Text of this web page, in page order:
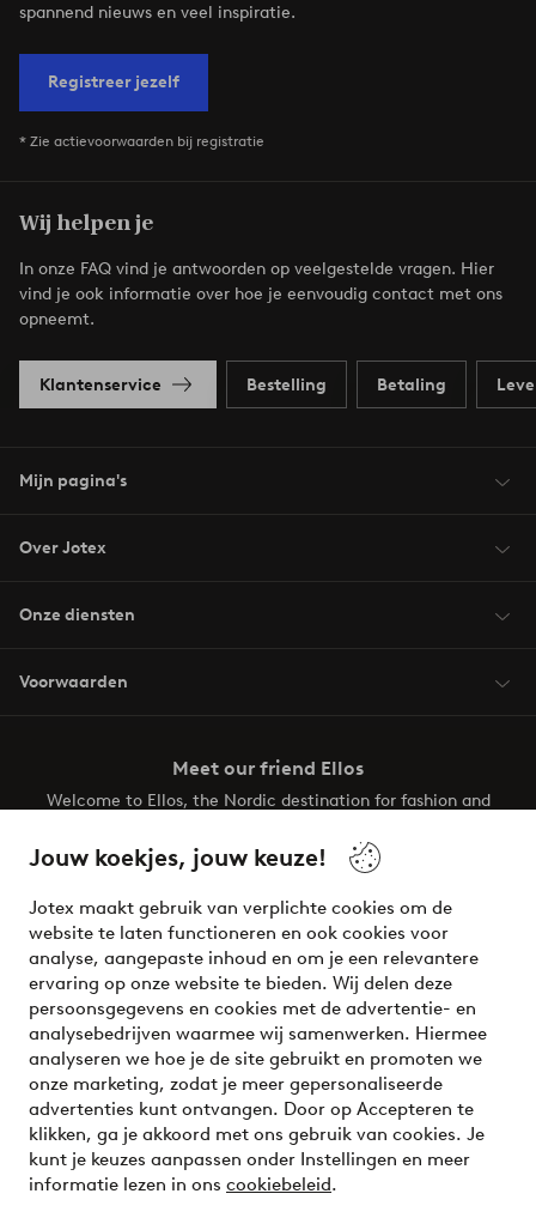
Jouw koekjes, jouw keuze!
Jotex maakt gebruik van verplichte cookies om de
website te laten functioneren en ook cookies voor
analyse, aangepaste inhoud en om je een relevantere
ervaring op onze website te bieden. Wij delen deze
persoonsgegevens en cookies met de advertentie- en
analysebedrijven waarmee wij samenwerken. Hiermee
analyseren we hoe je de site gebruikt en promoten we
onze marketing, zodat je meer gepersonaliseerde
advertenties kunt ontvangen. Door op Accepteren te
klikken, ga je akkoord met ons gebruik van cookies. Je
kunt je keuzes aanpassen onder Instellingen en meer
informatie lezen in ons cookiebeleid.
spannend nieuws en veel inspiratie.
Registreer jezelf
* Zie actievoorwaarden bij registratie
Wij helpen je
In onze FAQ vind je antwoorden op veelgestelde vragen. Hier
vind je ook informatie over hoe je eenvoudig contact met ons
opneemt.
Klantenservice Bestelling Betaling
Mijn pagina's
Over Jotex
Onze diensten
Voorwaarden
Meet our friend Ellos
Welcome to Ellos, the Nordic destination for fashion and
your wardrobe. Your next inspiring look is here!
Veilig betalen - Nu betalen of opsplitsen
Wil je meer weten over onze betaalopties?